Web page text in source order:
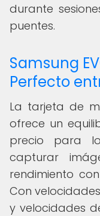
durante
puentes.
Samsung
Perfecto
La tarjeta de
ofrece un
precio para
capturar
rendimiento
Con
y velocidades